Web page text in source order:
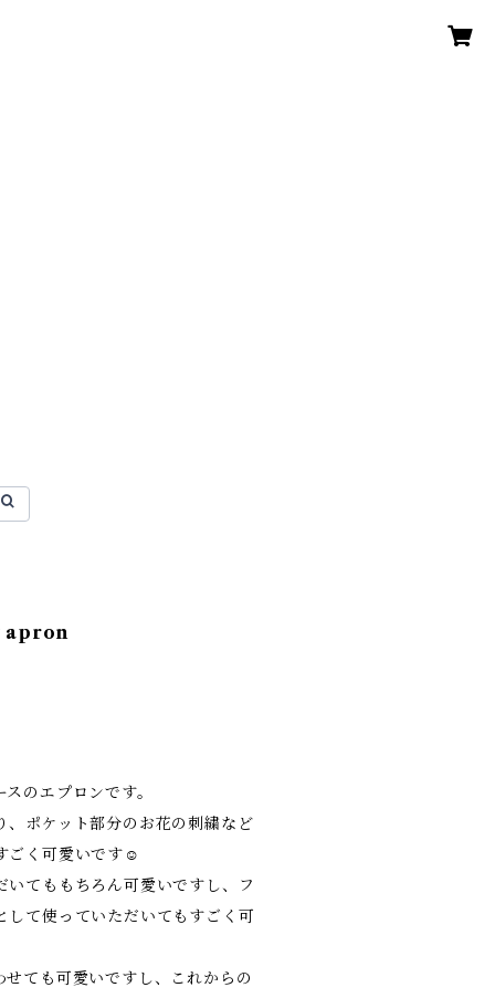
apron
のエプロンです。
、ポケット部分のお花の刺繍など
ごく可愛いです☺
てももちろん可愛いですし、フ
して使っていただいてもすごく可
ても可愛いですし、これからの